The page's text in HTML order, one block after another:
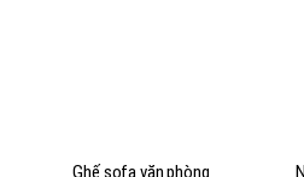
Ghế sofa văn phòng